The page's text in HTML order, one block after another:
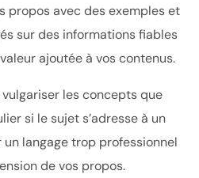
propos avec des exemples et
sur des informations fiables
ajoutée à vos contenus.
vulgariser les concepts que
si le sujet s’adresse à un
langage trop professionnel
de vos propos.